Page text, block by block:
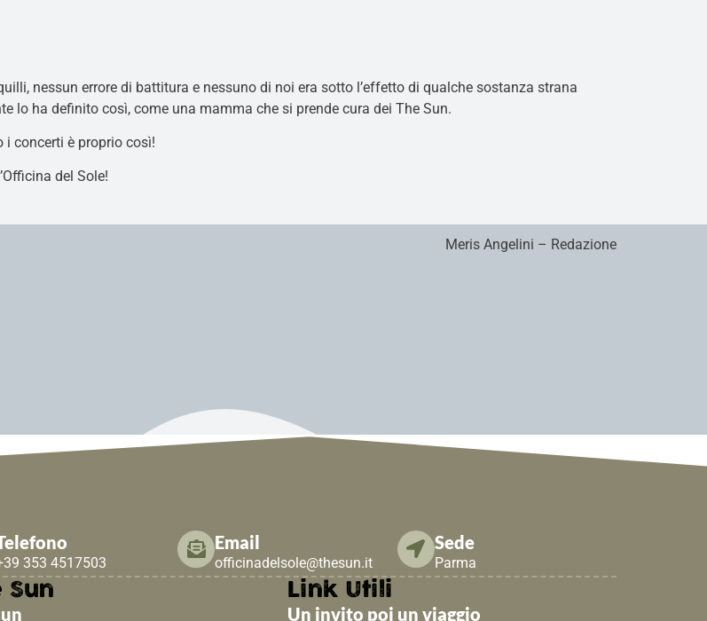
nessun errore di battitura e nessuno di noi era sotto l’effetto di qualche sostanza strana
lo ha definito così, come una mamma che si prende cura dei The Sun.
i concerti è proprio così!
del Sole!
Meris Angelini – Redazione
353 4517503
Email
officinadelsole@thesun.it
Sede
Parma
Sun Link Utili
Un invito poi un viaggio